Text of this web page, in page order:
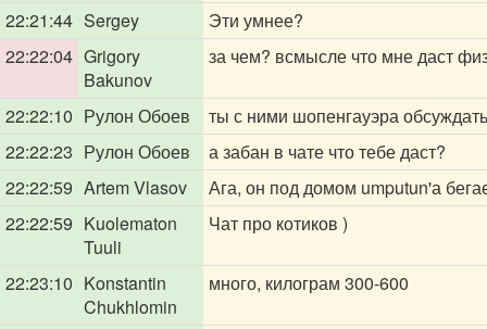
22:21:44 Sergey
Эти умнее?
22:22:04 Grigory
Bakunov
за чем? всмысле что мне даст
22:22:10 Рулон Обоев
ты с ними шопенгауэра
22:22:23 Рулон Обоев
а забан в чате что тебе даст?
22:22:59 Artem Vlasov
Ага, он под домом umputun'а
22:22:59 Kuolematon
Tuuli
Чат про котиков )
22:23:10 Konstantin
Chukhlomin
много, килограм 300-600